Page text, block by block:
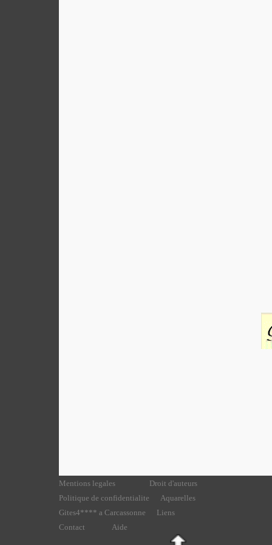
Mentions legales
Droit d'auteurs
Politique de confidentialite
Aquarelles
Gites4**** a Carcassonne
Liens
Contact
Aide